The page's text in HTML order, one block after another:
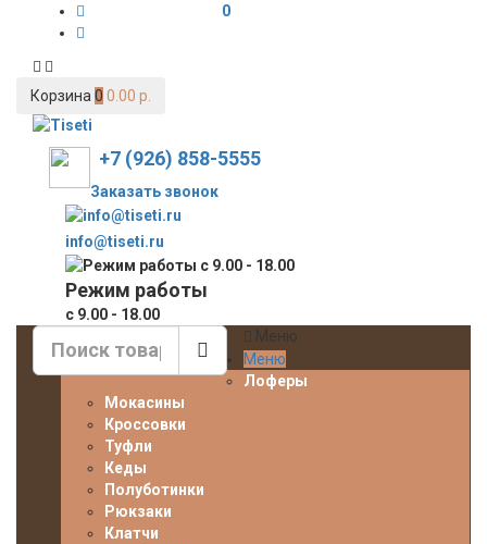
0
Корзина0 0.00 р.
+7 (926) 858-5555
Заказать звонок
info@tiseti.ru
Режим работы
с 9.00 - 18.00
Меню
Меню
Лоферы
Мокасины
Кроссовки
Туфли
Кеды
Полуботинки
Рюкзаки
Клатчи